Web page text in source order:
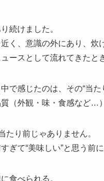
続けました。
く、意識の外にあり、
ースとして流れてきたと
で感じたのは、その“当
（外観・味・食感など…
たり前じゃありません。
ぎて“美味しい”と思う前
食べられる。